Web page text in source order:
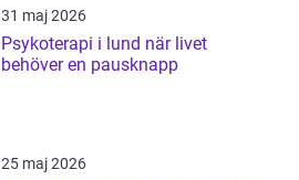
31 maj 2026
Psykoterapi i lund när livet
behöver en pausknapp
25 maj 2026